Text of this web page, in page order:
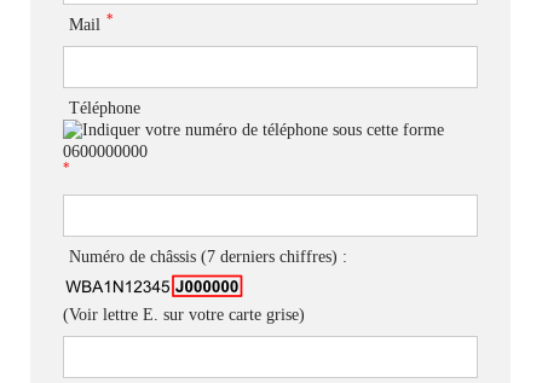
Mail *
Téléphone
*
Numéro de châssis (7 derniers chiffres) :
(Voir lettre E. sur votre carte grise)